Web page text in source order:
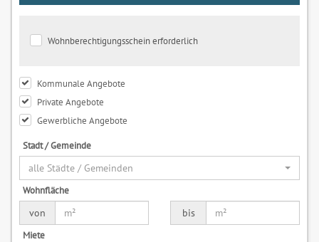
Wohnberechtigungsschein erforderlich
Kommunale Angebote
Private Angebote
Gewerbliche Angebote
Stadt / Gemeinde
alle Städte / Gemeinden
Wohnfläche
von
bis
Miete